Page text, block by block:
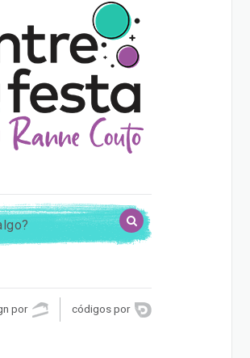
OK
por códigos por